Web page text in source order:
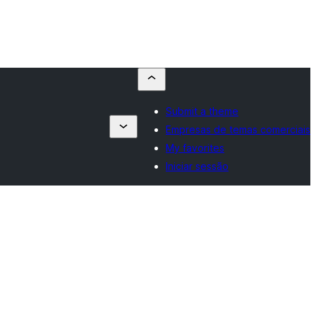
Submit a theme
Empresas de temas comerciais
My favorites
Iniciar sessão